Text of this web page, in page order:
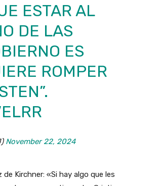
ESTAR AL
DE LAS
ES
ROMPER
November 22, 2024
Kirchner: «Si hay algo que les